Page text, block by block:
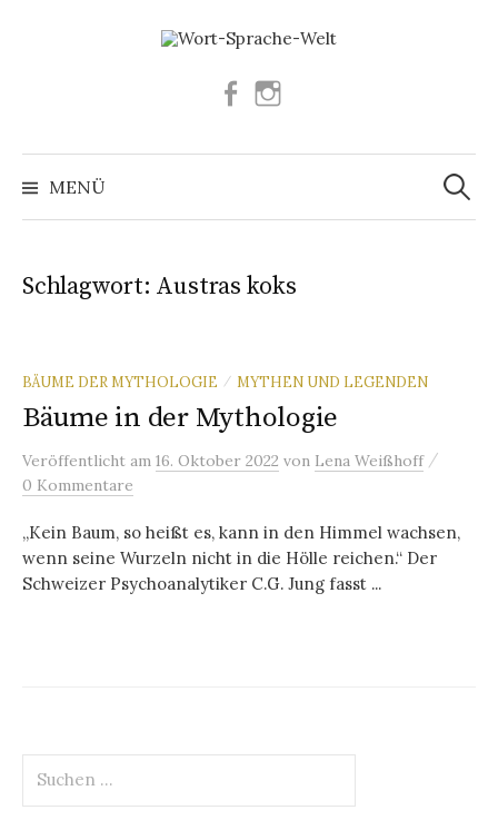
Facebook
MENÜ
Suchen
nach:
Schlagwort: Austras koks
BÄUME DER MYTHOLOGIE / MYTHEN UND LEGENDEN
Bäume in der Mythologie
Veröffentlicht am 16. Oktober 2022 von Lena Weißhoff /
0 Kommentare
„Kein Baum, so heißt es, kann in den Himmel wachsen,
wenn seine Wurzeln nicht in die Hölle reichen.“ Der
Schweizer Psychoanalytiker C.G. Jung fasst ...
nach: